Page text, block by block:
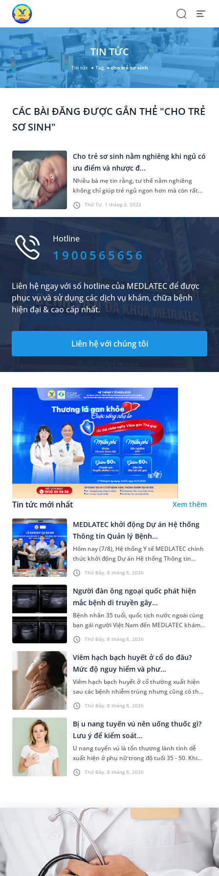
SearchOpen
TIN TỨC
Tin tức Tag cho trẻ sơ sinh
CÁC BÀI ĐĂNG ĐƯỢC GẮN THẺ "CHO TRẺ
SƠ SINH"
Thứ Tư, 1 tháng 2, 2023
Cho trẻ sơ sinh nằm nghiêng khi ngủ có
ưu điểm và nhược đ...
Nhiều bà mẹ tin rằng, tư thế nằm nghiêng
không chỉ giúp trẻ ngủ ngon hơn mà còn rất
tốt cho sức khỏe. Vậy quan điểm này có chính
xác không? Cho trẻ sơ sinh nằm nghiêng có
những ưu điểm, nhược điểm gì và tư thế ngủ
Hotline
1900565656
Liên hệ ngay với số hotline của MEDLATEC để được
phục vụ và sử dụng các dịch vụ khám, chữa bệnh
hiện đại & cao cấp nhất.
Liên hệ với chúng tôi
Tin tức mới nhất Xem thêm
Thứ Bảy, 8 tháng 8, 2026
MEDLATEC khởi động Dự án Hệ thống
Thông tin Quản lý Bệnh...
Hôm nay (7/8), Hệ thống Y tế MEDLATEC chính
thức khởi động Dự án Hệ thống Thông tin
Quản lý Bệnh viện (HIS - Hospital Information
System) giai đoạn mới. Dự á...
Thứ Bảy, 8 tháng 8, 2026
Người đàn ông ngoại quốc phát hiện
mắc bệnh di truyền gây...
Bệnh nhân 35 tuổi, quốc tịch nước ngoài cùng
bạn gái người Việt Nam đến MEDLATEC khám
sức khỏe tiền hôn nhân. Qua thăm khám và
làm các xét nghiệm chuyên sâu,...
Thứ Bảy, 8 tháng 8, 2026
Viêm hạch bạch huyết ở cổ do đâu?
Mức độ nguy hiểm và phư...
Viêm hạch bạch huyết ở cổ thường xuất hiện
sau các bệnh nhiễm trùng nhưng cũng có thể
liên quan đến lao hạch hoặc ung thư. Để tìm
hiểu nguyên nhân gây viêm,...
Thứ Bảy, 8 tháng 8, 2026
Bị u nang tuyến vú nên uống thuốc gì?
Lưu ý để kiểm soát...
U nang tuyến vú là tổn thương lành tính dễ
xuất hiện ở phụ nữ trong độ tuổi 35 - 50. Khi
được chẩn đoán mắc bệnh, nhiều người
thường băn khoăn u nang tuyến v...